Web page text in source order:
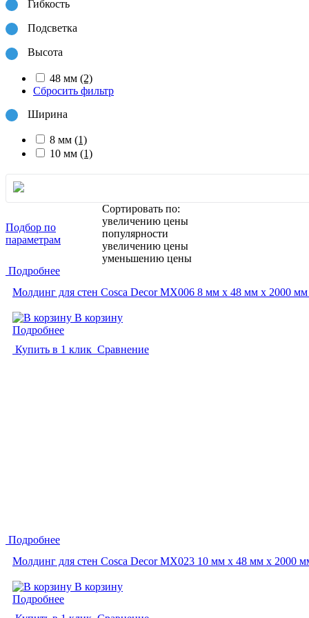
Гибкость
Подсветка
Высота
48 мм (2)
Сбросить фильтр
Ширина
8 мм (1)
10 мм (1)
Подбор по
параметрам
Сортировать по:
увеличению цены
популярности
увеличению цены
уменьшению цены
Подробнее
Молдинг для стен Cosca Decor MX006 8 мм х 48 мм х 2000 мм
В корзину
Подробнее
Купить в 1 клик Сравнение
Подробнее
Молдинг для стен Cosca Decor MX023 10 мм х 48 мм х 2000
В корзину
Подробнее